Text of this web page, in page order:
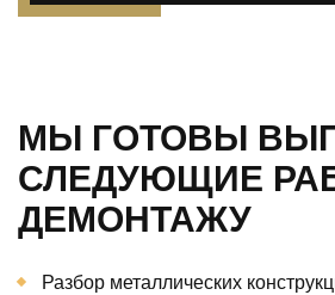
МЫ ГОТОВЫ
СЛЕДУЮЩИЕ
ДЕМОНТАЖУ
Разбор металлических